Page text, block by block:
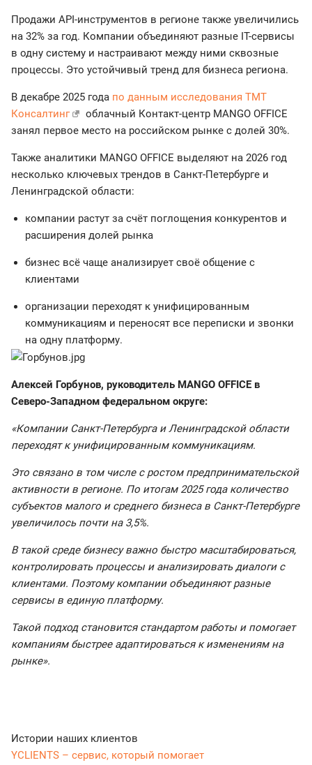
Продажи API-инструментов в регионе также увеличились
на 32% за год. Компании объединяют разные IT-сервисы
в одну систему и настраивают между ними сквозные
процессы. Это устойчивый тренд для бизнеса региона.
В декабре 2025 года по данным исследования ТМТ
Консалтинг
облачный Контакт-центр MANGO OFFICE
занял первое место на российском рынке с долей 30%.
Также аналитики MANGO OFFICE выделяют на 2026 год
несколько ключевых трендов в Санкт-Петербурге и
Ленинградской области:
компании растут за счёт поглощения конкурентов и
расширения долей рынка
бизнес всё чаще анализирует своё общение с
клиентами
организации переходят к унифицированным
коммуникациям и переносят все переписки и звонки
на одну платформу.
Алексей Горбунов, руководитель MANGO OFFICE в
Северо-Западном федеральном округе:
«Компании Санкт-Петербурга и Ленинградской области
переходят к унифицированным коммуникациям.
Это связано в том числе с ростом предпринимательской
активности в регионе. По итогам 2025 года количество
субъектов малого и среднего бизнеса в Санкт-Петербурге
увеличилось почти на 3,5%.
В такой среде бизнесу важно быстро масштабироваться,
контролировать процессы и анализировать диалоги с
клиентами. Поэтому компании объединяют разные
сервисы в единую платформу.
Такой подход становится стандартом работы и помогает
компаниям быстрее адаптироваться к изменениям на
рынке».
Истории наших клиентов
YCLIENTS – сервис, который помогает